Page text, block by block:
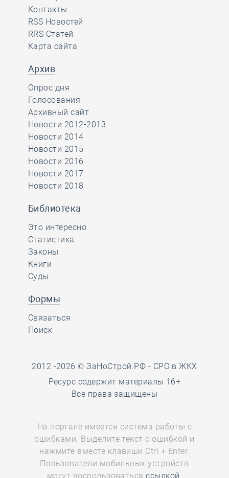
Контакты
RSS Новостей
RRS Статей
Карта сайта
Архив
Опрос дня
Голосования
Архивный сайт
Новости 2012-2013
Новости 2014
Новости 2015
Новости 2016
Новости 2017
Новости 2018
Библиотека
Это интересно
Статистика
Законы
Книги
Суды
Формы
Связаться
Поиск
2012 -2026 © ЗаНоСтрой.РФ - СРО в ЖКХ
Ресурс содержит материалы 16+
Все права защищены
На портале имеется система работы с
ошибками. Выделите текст с ошибкой и
нажмите вместе клавиши Ctrl + Enter.
Пользователи мобильных устройств
могут воспользоватьсяссылкой.